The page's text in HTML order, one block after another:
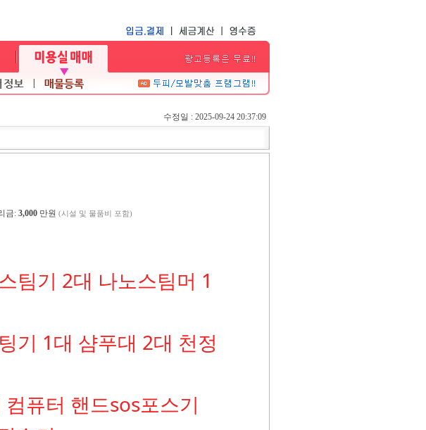
수정일 : 2025-09-24 20:37:09
금: 3,000 만원 (시설 및 물품비 포함)
팀기 2대 나노스팀머 1
기 1대 샴푸대 2대 천정
퓨터 핸드sos포스기